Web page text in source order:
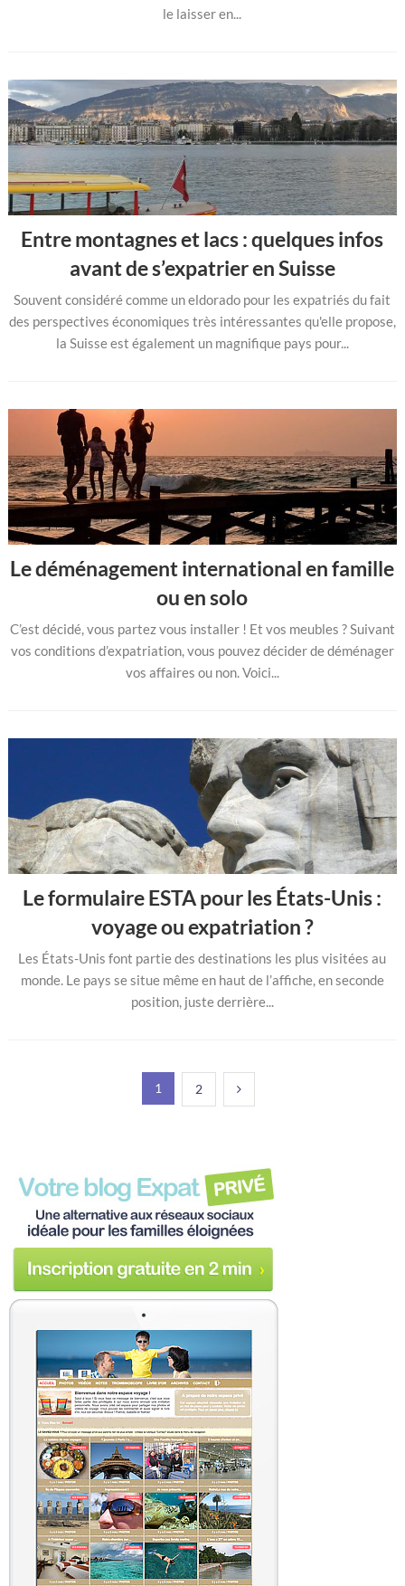
le laisser en...
Entre montagnes et lacs : quelques infos
avant de s’expatrier en Suisse
Souvent considéré comme un eldorado pour les expatriés du fait
des perspectives économiques très intéressantes qu'elle propose,
la Suisse est également un magnifique pays pour...
Le déménagement international en famille
ou en solo
C’est décidé, vous partez vous installer ! Et vos meubles ? Suivant
vos conditions d’expatriation, vous pouvez décider de déménager
vos affaires ou non. Voici...
Le formulaire ESTA pour les États-Unis :
voyage ou expatriation ?
Les États-Unis font partie des destinations les plus visitées au
monde. Le pays se situe même en haut de l’affiche, en seconde
position, juste derrière...
1 2